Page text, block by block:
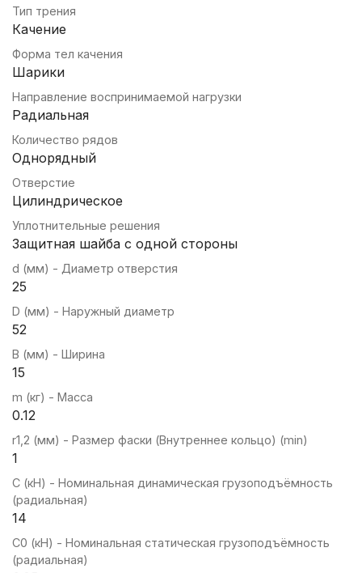
Тип трения
Качение
Форма тел качения
Шарики
Направление воспринимаемой нагрузки
Радиальная
Количество рядов
Однорядный
Отверстие
Цилиндрическое
Уплотнительные решения
Защитная шайба с одной стороны
d (мм) - Диаметр отверстия
25
D (мм) - Наружный диаметр
52
B (мм) - Ширина
15
m (кг) - Масса
0.12
r1,2 (мм) - Размер фаски (Внутреннее кольцо) (min)
1
C (кН) - Номинальная динамическая грузоподъёмность
(радиальная)
14
C0 (кН) - Номинальная статическая грузоподъёмность
(радиальная)